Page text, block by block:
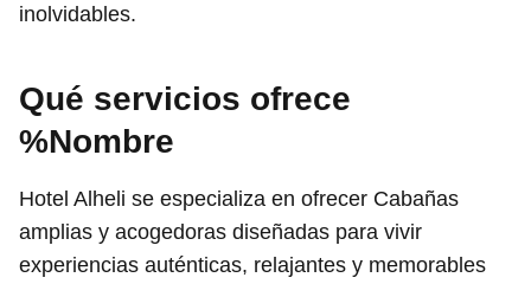
inolvidables.
Qué servicios ofrece
%Nombre
Hotel Alheli se especializa en ofrecer Cabañas
amplias y acogedoras diseñadas para vivir
experiencias auténticas, relajantes y memorables